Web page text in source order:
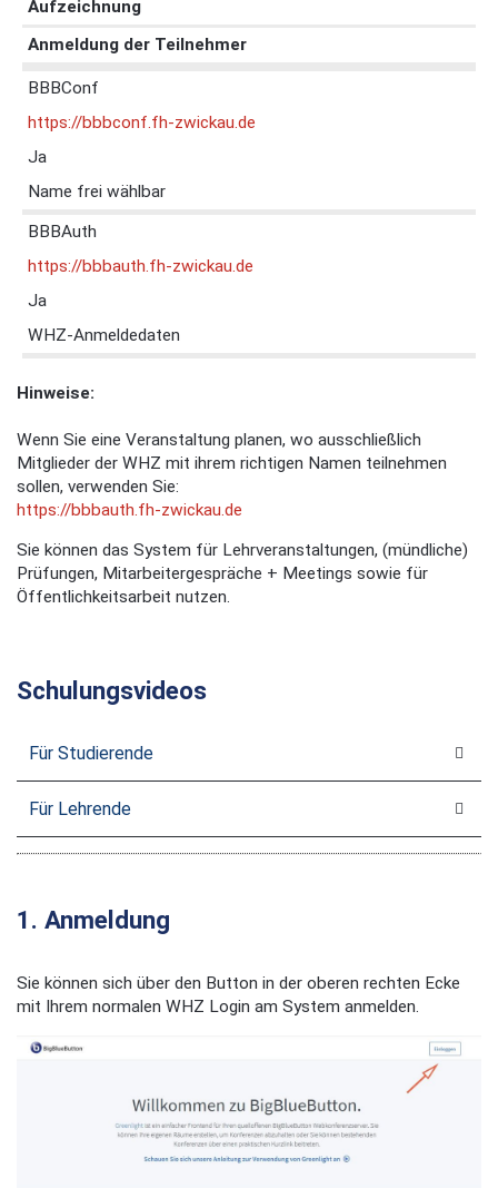
Aufzeichnung
Anmeldung der Teilnehmer
BBBConf
https://bbbconf.fh-zwickau.de
Ja
Name frei wählbar
BBBAuth
https://bbbauth.fh-zwickau.de
Ja
WHZ-Anmeldedaten
Hinweise:
Wenn Sie eine Veranstaltung planen, wo ausschließlich
Mitglieder der WHZ mit ihrem richtigen Namen teilnehmen
sollen, verwenden Sie:
https://bbbauth.fh-zwickau.de
Sie können das System für Lehrveranstaltungen, (mündliche)
Prüfungen, Mitarbeitergespräche + Meetings sowie für
Öffentlichkeitsarbeit nutzen.
Schulungsvideos
Für Studierende
Für Lehrende
1. Anmeldung
Sie können sich über den Button in der oberen rechten Ecke
mit Ihrem normalen WHZ Login am System anmelden.